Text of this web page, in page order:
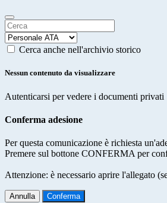
Cerca anche nell'archivio storico
Nessun contenuto da visualizzare
Autenticarsi per vedere i documenti privati
Conferma adesione
Per questa comunicazione è richiesta
Premere sul bottone CONFERMA per
Attenzione: è necessario aprire l'allegato
Annulla Conferma